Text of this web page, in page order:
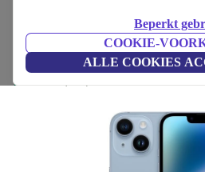
Beperkt
COOKIE-
ALLE COOKIES
512 GB | Dual-SIM (eSIM, Nano-
Simlockvrij